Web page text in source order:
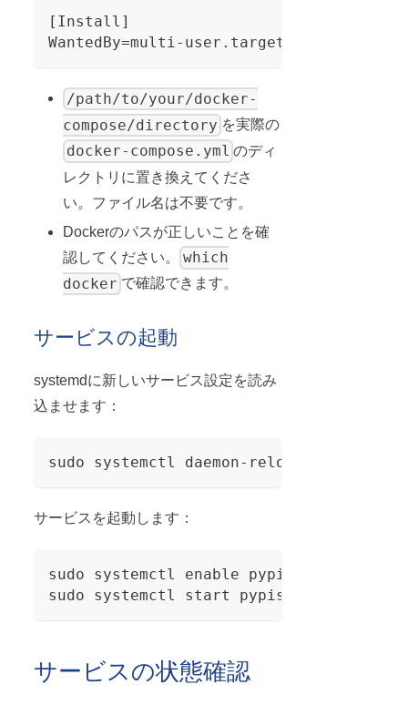
[Install]
WantedBy=multi-user.target
/path/to/your/docker-
compose/directory を実際の
docker-compose.yml のディ
レクトリに置き換えてくださ
い。ファイル名は不要です。
Dockerのパスが正しいことを確
認してください。
which
docker で確認できます。
サービスの起動
systemdに新しいサービス設定を読み
込ませます：
sudo systemctl daemon-reload
サービスを起動します：
sudo systemctl enable
sudo systemctl start pypiserver.service
サービスの状態確認